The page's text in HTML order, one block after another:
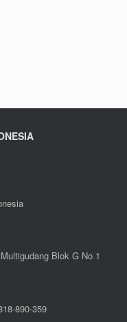
Blok G No 1
890-359